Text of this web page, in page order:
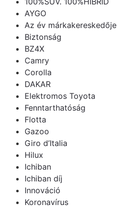
AYGO
Az év márkakereskedője
Biztonság
BZ4X
Camry
Corolla
DAKAR
Elektromos Toyota
Fenntarthatóság
Flotta
Gazoo
Giro d’Italia
Hilux
Ichiban
Ichiban díj
Innováció
Koronavírus